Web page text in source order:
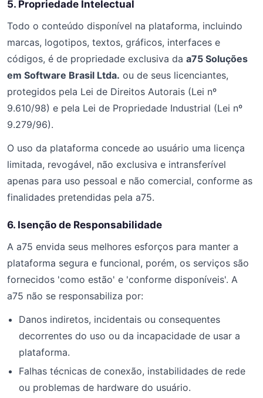
5. Propriedade Intelectual
Todo o conteúdo disponível na plataforma, incluindo
marcas, logotipos, textos, gráficos, interfaces e
códigos, é de propriedade exclusiva da a75 Soluções
em Software Brasil Ltda. ou de seus licenciantes,
protegidos pela Lei de Direitos Autorais (Lei nº
9.610/98) e pela Lei de Propriedade Industrial (Lei nº
9.279/96).
O uso da plataforma concede ao usuário uma licença
limitada, revogável, não exclusiva e intransferível
apenas para uso pessoal e não comercial, conforme as
finalidades pretendidas pela a75.
6. Isenção de Responsabilidade
A a75 envida seus melhores esforços para manter a
plataforma segura e funcional, porém, os serviços são
fornecidos 'como estão' e 'conforme disponíveis'. A
a75 não se responsabiliza por:
Danos indiretos, incidentais ou consequentes
decorrentes do uso ou da incapacidade de usar a
plataforma.
Falhas técnicas de conexão, instabilidades de rede
ou problemas de hardware do usuário.